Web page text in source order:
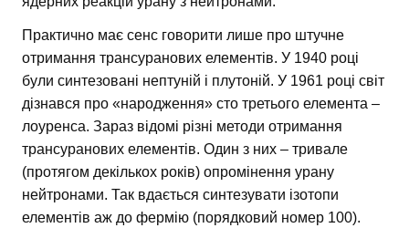
Практично має сенс говорити лише про штучне
отримання трансуранових елементів. У 1940 році
були синтезовані нептуній і плутоній. У 1961 році світ
дізнався про «народження» сто третього елемента –
лоуренса. Зараз відомі різні методи отримання
трансуранових елементів. Один з них – тривале
(протягом декількох років) опромінення урану
нейтронами. Так вдається синтезувати ізотопи
елементів аж до фермію (порядковий номер 100).